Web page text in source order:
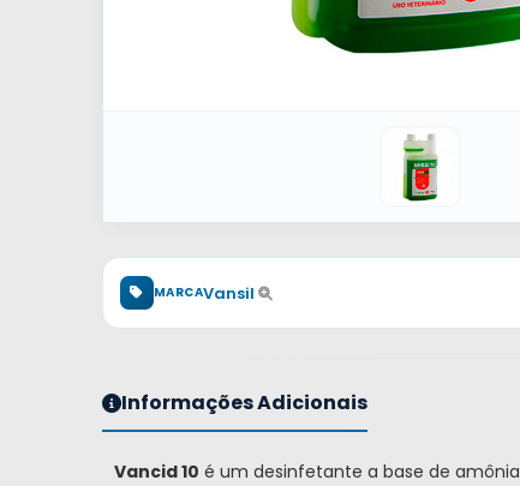
MARCAVansil
Informações Adicionais
Vancid 10 é um desinfetante a base de